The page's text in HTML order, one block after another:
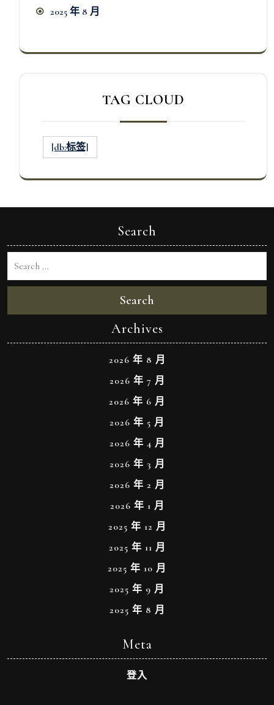
2025 年 8 月
TAG CLOUD
[db:标签]
Search
Search
Archives
2026 年 8 月
2026 年 7 月
2026 年 6 月
2026 年 5 月
2026 年 4 月
2026 年 3 月
2026 年 2 月
2026 年 1 月
2025 年 12 月
2025 年 11 月
2025 年 10 月
2025 年 9 月
2025 年 8 月
Meta
登入